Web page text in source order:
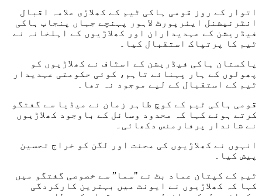
اتوار کے روز قومی ہاکی ٹیم کے کھلاڑی علامہ اقبال
انٹرنیشنل ایئرپورٹ لاہور پہنچے جہاں پنجاب ہاکی
فیڈریشن کے عہدیداران اور کھلاڑیوں کے اہلخانہ نے
ٹیم کا پرتپاک استقبال کیا۔
پاکستان ہاکی فیڈریشن کے اسٹاف نے کھلاڑیوں کو
پھولوں کے ہار پہنائے تاہم، کوئی حکومتی عہدیدار
ٹیم کے استقبال کے لیے موجود نہ تھا۔
قومی ہاکی ٹیم کے کوچ طاہر زمان نے میڈیا سے گفتگو
کرتے ہوئے کہا کہ محدود وسائل کے باوجود کھلاڑیوں
نے شاندار پرفارمنس دکھائی۔
انہوں نے کھلاڑیوں کی محنت اور لگن کو خراج تحسین
پیش کیا۔
ٹیم کے کپتان عماد بٹ نے "سما” سے خصوصی گفتگو میں
کہا کہ کھلاڑیوں نے ایونٹ میں بہترین کارکردگی